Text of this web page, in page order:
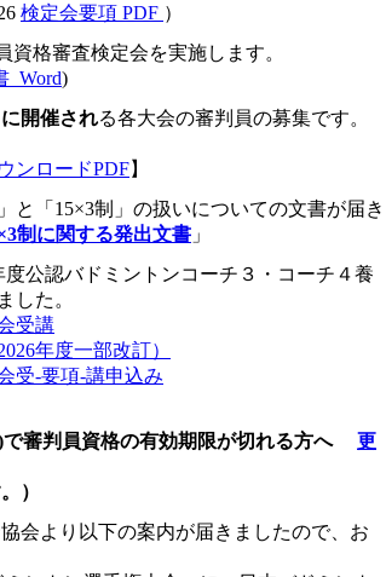
検定会要項 PDF ）
資格審査検定会を実施します。
_Word)
開催される各大会の審判員の募集です。
ンロードPDF】
と「15×3制」の扱いについての文書が届き
制に関する発出文書 」
度公認バドミントンコーチ３・コーチ４養
した。
受講
年度一部改訂）
受-要項-講申込み
で審判員資格の有効期限が切れる方へ 更
）
会より以下の案内が届きましたので、お